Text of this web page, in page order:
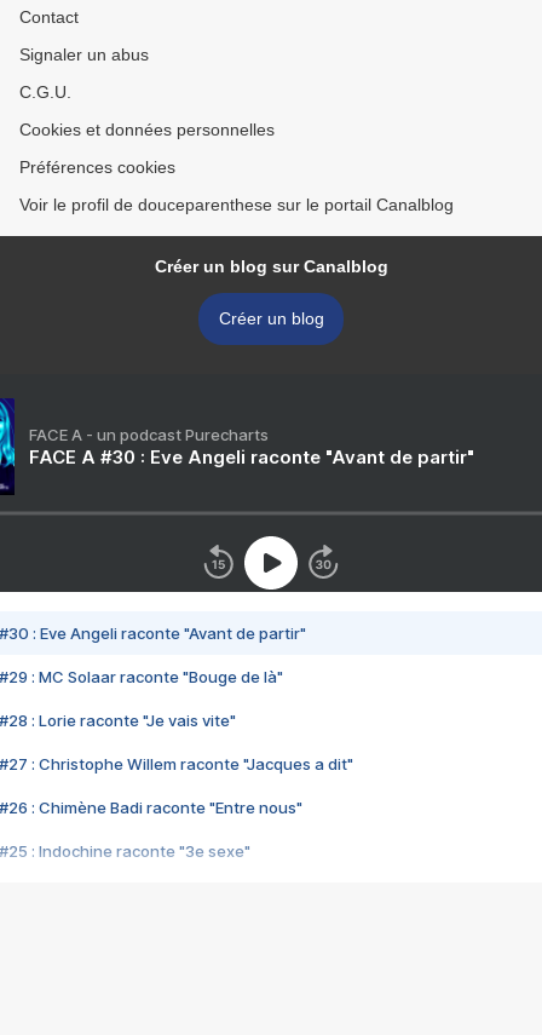
Contact
Signaler un abus
C.G.U.
Cookies et données personnelles
Préférences cookies
Voir le profil de douceparenthese sur le portail Canalblog
Créer un blog sur Canalblog
Créer un blog
FACE A - un podcast Purecharts
FACE A #30 : Eve Angeli raconte "Avant de partir"
#30 : Eve Angeli raconte "Avant de partir"
#29 : MC Solaar raconte "Bouge de là"
#28 : Lorie raconte "Je vais vite"
#27 : Christophe Willem raconte "Jacques a dit"
#26 : Chimène Badi raconte "Entre nous"
#25 : Indochine raconte "3e sexe"